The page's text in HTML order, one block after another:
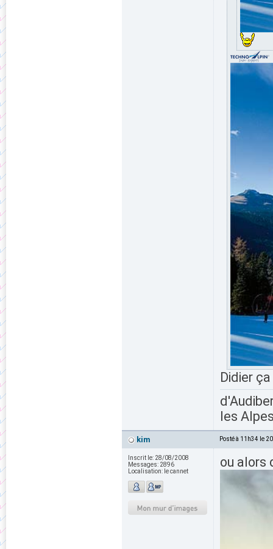
Didier
les
kim Posté à 11h34 le
Inscrit le: 28/08/2008
Messages: 2896
Localisation: le cannet
ou alors